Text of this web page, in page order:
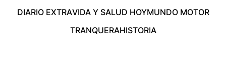
DIARIO EXTRAVIDA Y SALUD HOYMUNDO MOTOR
TRANQUERAHISTORIA